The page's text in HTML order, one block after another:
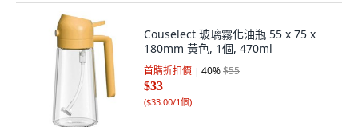
Couselect 玻璃霧化油瓶 55 x 75 x
180mm 黃色, 1個, 470ml
首購折扣價 40%$55
$33
($33.00/1個)